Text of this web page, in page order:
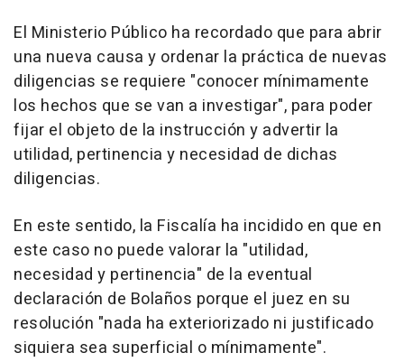
El Ministerio Público ha recordado que para abrir
una nueva causa y ordenar la práctica de nuevas
diligencias se requiere "conocer mínimamente
los hechos que se van a investigar", para poder
fijar el objeto de la instrucción y advertir la
utilidad, pertinencia y necesidad de dichas
diligencias.
En este sentido, la Fiscalía ha incidido en que en
este caso no puede valorar la "utilidad,
necesidad y pertinencia" de la eventual
declaración de Bolaños porque el juez en su
resolución "nada ha exteriorizado ni justificado
siquiera sea superficial o mínimamente".